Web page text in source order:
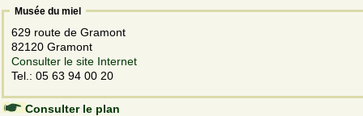
Musée du miel
629 route de Gramont
82120 Gramont
Consulter le site Internet
Tel.: 05 63 94 00 20
Consulter le plan